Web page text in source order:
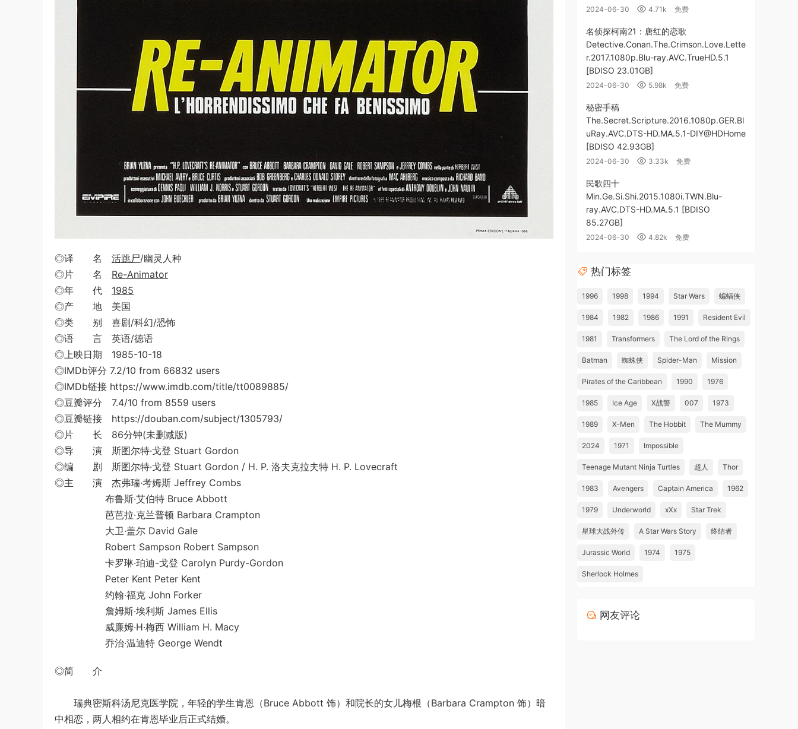
◎译 名 活跳尸/幽灵人种
◎片 名 Re-Animator
◎年 代 1985
◎产 地 美国
◎类 别 喜剧/科幻/恐怖
◎语 言 英语/德语
◎上映日期 1985-10-18
◎IMDb评分 7.2/10 from 66832 users
◎IMDb链接 https://www.imdb.com/title/tt0089885/
◎豆瓣评分 7.4/10 from 8559 users
◎豆瓣链接 https://douban.com/subject/1305793/
◎片 长 86分钟(未删减版)
◎导 演 斯图尔特·戈登 Stuart Gordon
◎编 剧 斯图尔特·戈登 Stuart Gordon / H. P. 洛夫克拉夫特 H. P. Lovecraft
◎主 演 杰弗瑞·考姆斯 Jeffrey Combs
布鲁斯·艾伯特 Bruce Abbott
芭芭拉·克兰普顿 Barbara Crampton
大卫·盖尔 David Gale
Robert Sampson Robert Sampson
卡罗琳·珀迪-戈登 Carolyn Purdy-Gordon
Peter Kent Peter Kent
约翰·福克 John Forker
‎詹姆斯·埃利斯‎ James Ellis
威廉姆·H·梅西 William H. Macy
乔治·温迪特 George Wendt
◎简 介
瑞典密斯科汤尼克医学院，年轻的学生肯恩（Bruce Abbott 饰）和院长的女儿梅根（Barbara Crampton 饰）暗
中相恋，两人相约在肯恩毕业后正式结婚。
2024-06-30 4.71k 免费
名侦探柯南21：唐红的恋歌
Detective.Conan.The.Crimson.Love.Lette
r.2017.1080p.Blu-ray.AVC.TrueHD.5.1
[BDISO 23.01GB]
2024-06-30 5.98k 免费
秘密手稿
The.Secret.Scripture.2016.1080p.GER.Bl
uRay.AVC.DTS-HD.MA.5.1-DIY@HDHome
[BDISO 42.93GB]
2024-06-30 3.33k 免费
民歌四十
Min.Ge.Si.Shi.2015.1080i.TWN.Blu-
ray.AVC.DTS-HD.MA.5.1 [BDISO
85.27GB]
2024-06-30 4.82k 免费
热门标签
1996 1998 1994 Star Wars 蝙蝠侠
1984 1982 1986 1991 Resident Evil
1981 Transformers The Lord of the Rings
Batman 蜘蛛侠 Spider-Man Mission
Pirates of the Caribbean 1990 1976
1985 Ice Age X战警 007 1973
1989 X-Men The Hobbit The Mummy
2024 1971 Impossible
Teenage Mutant Ninja Turtles 超人 Thor
1983 Avengers Captain America 1962
1979 Underworld xXx Star Trek
星球大战外传 A Star Wars Story 终结者
Jurassic World 1974 1975
Sherlock Holmes
网友评论